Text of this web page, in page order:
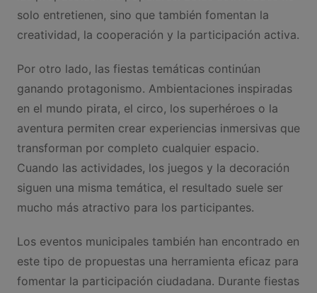
solo entretienen, sino que también fomentan la
creatividad, la cooperación y la participación activa.
Por otro lado, las fiestas temáticas continúan
ganando protagonismo. Ambientaciones inspiradas
en el mundo pirata, el circo, los superhéroes o la
aventura permiten crear experiencias inmersivas que
transforman por completo cualquier espacio.
Cuando las actividades, los juegos y la decoración
siguen una misma temática, el resultado suele ser
mucho más atractivo para los participantes.
Los eventos municipales también han encontrado en
este tipo de propuestas una herramienta eficaz para
fomentar la participación ciudadana. Durante fiestas